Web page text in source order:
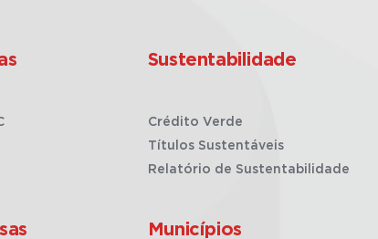
Sustentabilidade
Crédito Verde
Títulos Sustentáveis
Relatório de Sustentabilidade
Municípios